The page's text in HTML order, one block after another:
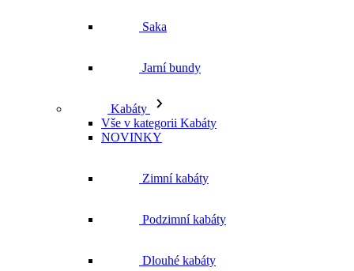
Saka
Jarní bundy
Kabáty
Vše v kategorii Kabáty
NOVINKY
Zimní kabáty
Podzimní kabáty
Dlouhé kabáty